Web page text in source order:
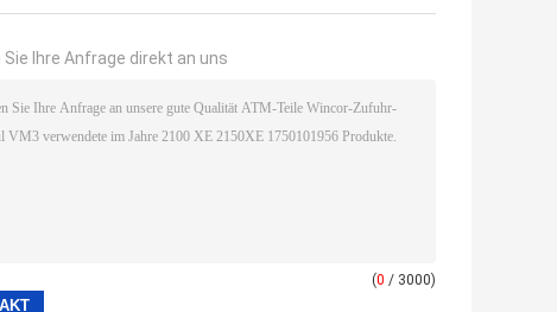
Sie Ihre Anfrage direkt an uns
(0 / 3000)